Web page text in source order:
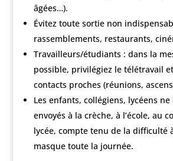
âgées…).
Évitez toute sortie non
rassemblements, restaurants,
Travailleurs/étudiants : dans la
possible, privilégiez le télétravail
contacts proches (réunions,
Les enfants, collégiens, lycéens
envoyés à la crèche, à l’école, au
lycée, compte tenu de la difficulté
masque toute la journée.